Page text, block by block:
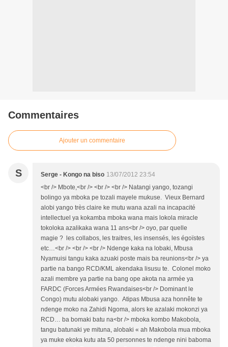
Commentaires
Ajouter un commentaire
S Serge - Kongo na biso 13/07/2012 23:54
<br /> Mbote,<br /> <br /> <br /> Natangi yango, tozangi
bolingo ya mboka pe tozali mayele mukuse. Vieux Bernard
alobi yango très claire ke mutu wana azali na incapacité
intellectuel ya kokamba mboka wana mais lokola miracle
tokoloka azalikaka wana 11 ans<br /> oyo, par quelle
magie ? les collabos, les traitres, les insensés, les égoïstes
etc…<br /> <br /> <br /> Ndenge kaka na lobaki, Mbusa
Nyamuisi tangu kaka azuaki poste mais ba reunions<br /> ya
partie na bango RCD/KML akendaka lisusu te. Colonel moko
azali membre ya partie na bang ope akota na armée ya
FARDC (Forces Armées Rwandaises<br /> Dominant le
Congo) mutu alobaki yango. Atipas Mbusa aza honnête te
ndenge moko na Zahidi Ngoma, alors ke azalaki mokonzi ya
RCD… ba bomaki batu na<br /> mboka kombo Makobola,
tangu batunaki ye mituna, alobaki « ah Makobola mua mboka
ya muke ekoka kutu ata 50 personnes te ndenge nini baboma